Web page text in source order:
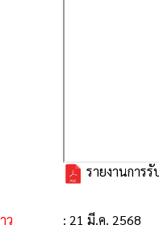
รายงานการ
ว
: 21 มี.ค. 2568